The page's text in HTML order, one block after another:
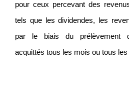
pour ceux percevant des
tels que les dividendes, les
par le biais du prélèvement
acquittés tous les mois ou tous les